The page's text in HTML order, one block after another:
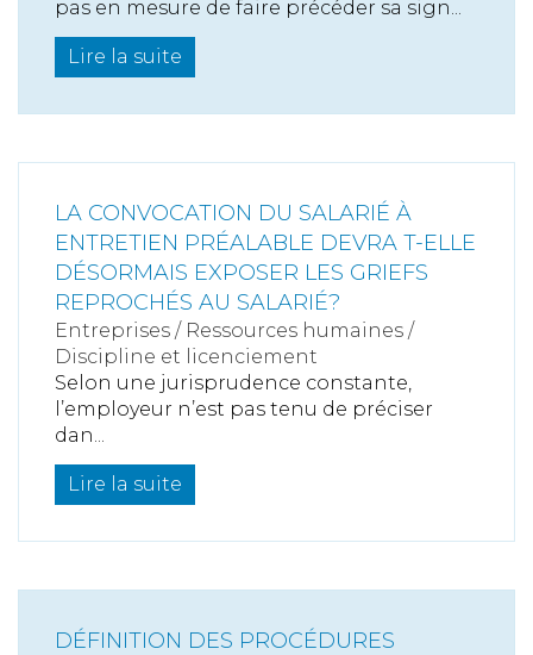
pas en mesure de faire précéder sa sign...
Lire la suite
LA CONVOCATION DU SALARIÉ À
ENTRETIEN PRÉALABLE DEVRA T-ELLE
DÉSORMAIS EXPOSER LES GRIEFS
REPROCHÉS AU SALARIÉ?
Entreprises / Ressources humaines /
Discipline et licenciement
Selon une jurisprudence constante,
l’employeur n’est pas tenu de préciser
dan...
Lire la suite
DÉFINITION DES PROCÉDURES